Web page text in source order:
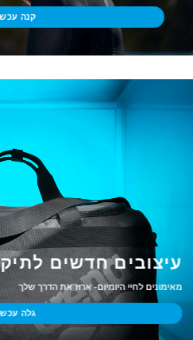
קנה
עיצובים חדשים
מאימונים לחיי היומיום- ארוז את הדרך שלך
גלה